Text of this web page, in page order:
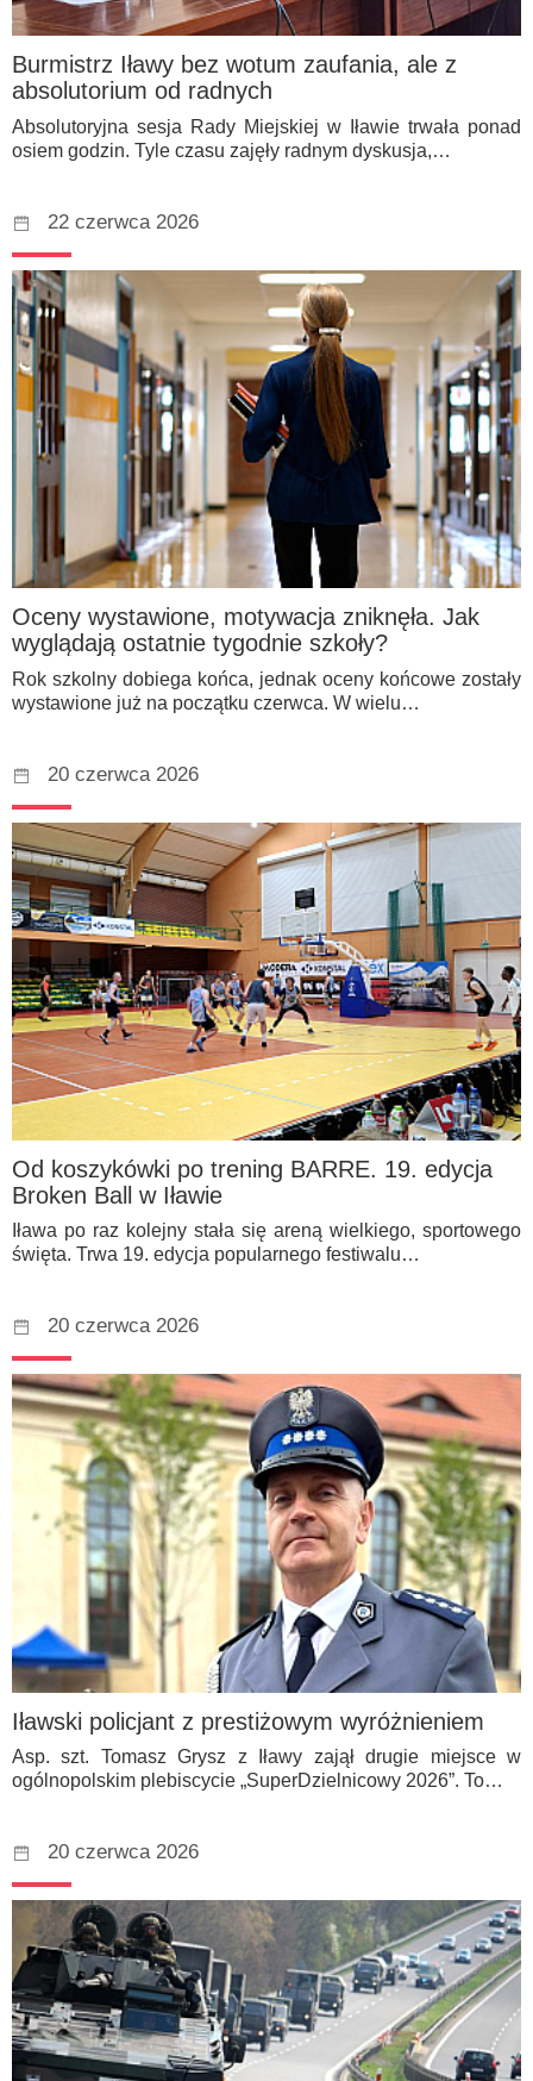
Burmistrz Iławy bez wotum zaufania, ale z
absolutorium od radnych
Absolutoryjna sesja Rady Miejskiej w Iławie trwała ponad
osiem godzin. Tyle czasu zajęły radnym dyskusja,…
22 czerwca 2026
Oceny wystawione, motywacja zniknęła. Jak
wyglądają ostatnie tygodnie szkoły?
Rok szkolny dobiega końca, jednak oceny końcowe zostały
wystawione już na początku czerwca. W wielu…
20 czerwca 2026
Od koszykówki po trening BARRE. 19. edycja
Broken Ball w Iławie
Iława po raz kolejny stała się areną wielkiego, sportowego
święta. Trwa 19. edycja popularnego festiwalu…
20 czerwca 2026
Iławski policjant z prestiżowym wyróżnieniem
Asp. szt. Tomasz Grysz z Iławy zajął drugie miejsce w
ogólnopolskim plebiscycie „SuperDzielnicowy 2026”. To…
20 czerwca 2026